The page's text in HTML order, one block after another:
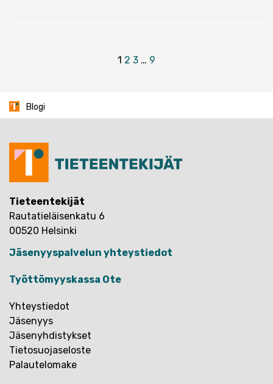
1 2 3 … 9
Blogi
Tieteentekijät
Rautatieläisenkatu 6
00520 Helsinki
Jäsenyyspalvelun yhteystiedot
Työttömyyskassa Ote
Yhteystiedot
Jäsenyys
Jäsenyhdistykset
Tietosuojaseloste
Palautelomake